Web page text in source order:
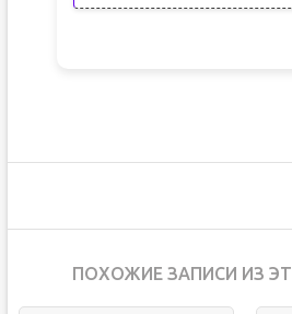
ПОХОЖИЕ ЗАПИСИ ИЗ